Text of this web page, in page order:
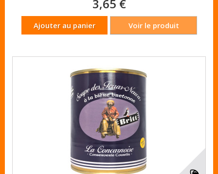
3,65 €
Ajouter au panier Voir le produit